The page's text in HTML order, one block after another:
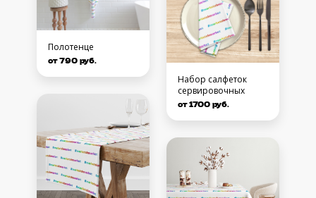
Полотенце
от 790 руб.
Набор салфеток
сервировочных
от 1700 руб.